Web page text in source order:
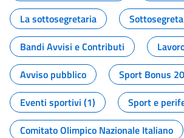
La sottosegretaria
Bandi Avvisi e Contributi
Avviso pubblico
Sport Bonus
Eventi sportivi (1)
Sport e
Comitato Olimpico Nazionale Italiano